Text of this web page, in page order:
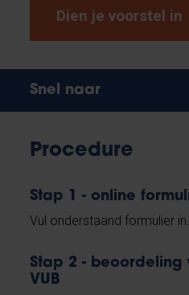
Dien je voorstel in
Snel naar
Procedure
Stap 1 - online
Vul onderstaand formulier in.
Stap 2 - beoordeling
VUB